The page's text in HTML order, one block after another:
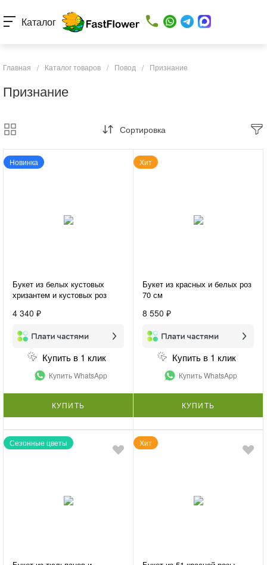
Каталог
Главная / Каталог товаров / Повод / Признание
Признание
Сортировка
Новинка
Букет из белых кустовых
хризантем и кустовых роз
4 340 ₽
Купить в 1 клик
Купить WhatsApp
КУПИТЬ
Хит
Букет из красных и белых роз
70 см
8 550 ₽
Купить в 1 клик
Купить WhatsApp
КУПИТЬ
Сезонные цветы Хит